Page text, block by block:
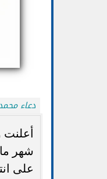
دعاء
أعلنت
على